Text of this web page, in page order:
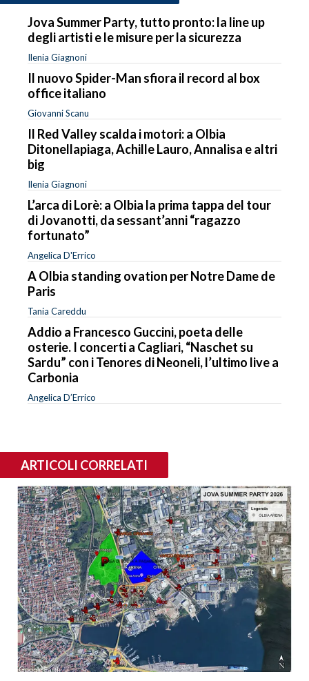
Jova Summer Party, tutto pronto: la line up
degli artisti e le misure per la sicurezza
Ilenia Giagnoni
Il nuovo Spider-Man sfiora il record al box
office italiano
Giovanni Scanu
Il Red Valley scalda i motori: a Olbia
Ditonellapiaga, Achille Lauro, Annalisa e altri
big
Ilenia Giagnoni
L’arca di Lorè: a Olbia la prima tappa del tour
di Jovanotti, da sessant’anni “ragazzo
fortunato”
Angelica D'Errico
A Olbia standing ovation per Notre Dame de
Paris
Tania Careddu
Addio a Francesco Guccini, poeta delle
osterie. I concerti a Cagliari, “Naschet su
Sardu” con i Tenores di Neoneli, l’ultimo live a
Carbonia
Angelica D’Errico
ARTICOLI CORRELATI